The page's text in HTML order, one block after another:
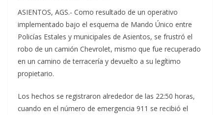
ASIENTOS, AGS.- Como resultado de un operativo
implementado bajo el esquema de Mando Único entre
Policías Estales y municipales de Asientos, se frustró el
robo de un camión Chevrolet, mismo que fue recuperado
en un camino de terracería y devuelto a su legítimo
propietario.
Los hechos se registraron alrededor de las 22:50 horas,
cuando en el número de emergencia 911 se recibió el